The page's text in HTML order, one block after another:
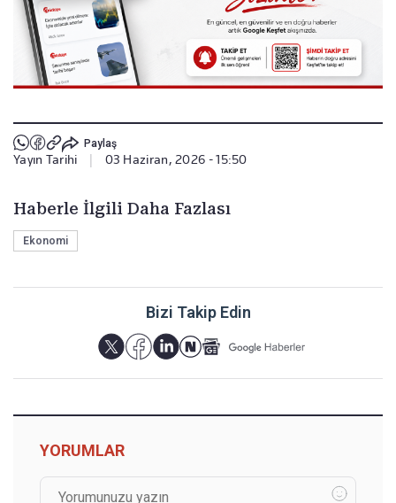
Paylaş
Yayın Tarihi 03 Haziran, 2026 - 15:50
Haberle İlgili Daha Fazlası
Ekonomi
Bizi Takip Edin
YORUMLAR